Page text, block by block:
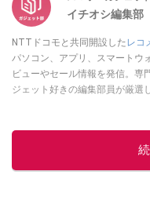
イチオシ編集
NTTドコモと共同開設した レコ
パソコン、アプリ、スマートウ
ビューやセール情報を発信。専
ジェット好きの編集部員が厳選